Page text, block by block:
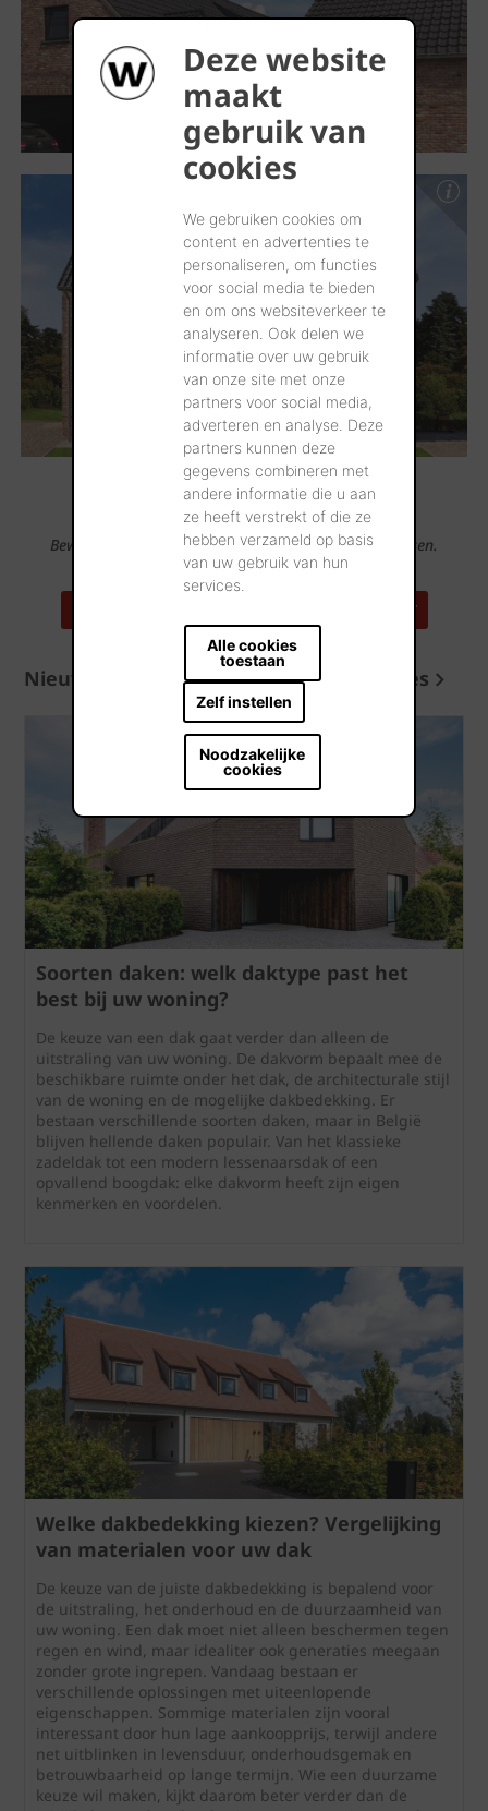
Deze website
maakt
gebruik van
cookies
We gebruiken cookies om
content en advertenties te
personaliseren, om functies
voor social media te bieden
en om ons websiteverkeer te
analyseren. Ook delen we
informatie over uw gebruik
van onze site met onze
partners voor social media,
adverteren en analyse. Deze
partners kunnen deze
gegevens combineren met
andere informatie die u aan
ze heeft verstrekt of die ze
hebben verzameld op basis
van uw gebruik van hun
services.
Alle cookies
toestaan
Zelf instellen
Noodzakelijke
cookies
Bewonder onze producten op 100-en referentieadressen.
ZOEK EEN REFERENTIEADRES IN UW BUURT
Nieuws en advies Meer nieuws en advies
Soorten daken: welk daktype past het
best bij uw woning?
De keuze van een dak gaat verder dan alleen de
uitstraling van uw woning. De dakvorm bepaalt mee de
beschikbare ruimte onder het dak, de architecturale stijl
van de woning en de mogelijke dakbedekking. Er
bestaan verschillende soorten daken, maar in België
blijven hellende daken populair. Van het klassieke
zadeldak tot een modern lessenaarsdak of een
opvallend boogdak: elke dakvorm heeft zijn eigen
kenmerken en voordelen.
Welke dakbedekking kiezen? Vergelijking
van materialen voor uw dak
De keuze van de juiste dakbedekking is bepalend voor
de uitstraling, het onderhoud en de duurzaamheid van
uw woning. Een dak moet niet alleen beschermen tegen
regen en wind, maar idealiter ook generaties meegaan
zonder grote ingrepen. Vandaag bestaan er
verschillende oplossingen met uiteenlopende
eigenschappen. Sommige materialen zijn vooral
interessant door hun lage aankoopprijs, terwijl andere
net uitblinken in levensduur, onderhoudsgemak en
betrouwbaarheid op lange termijn. Wie een duurzame
keuze wil maken, kijkt daarom beter verder dan de